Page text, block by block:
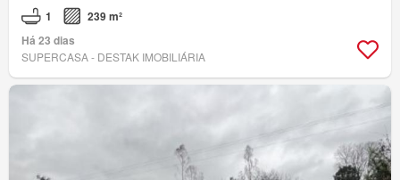
1
239 m²
Há 23 dias
SUPERCASA - DESTAK IMOBILIÁRIA